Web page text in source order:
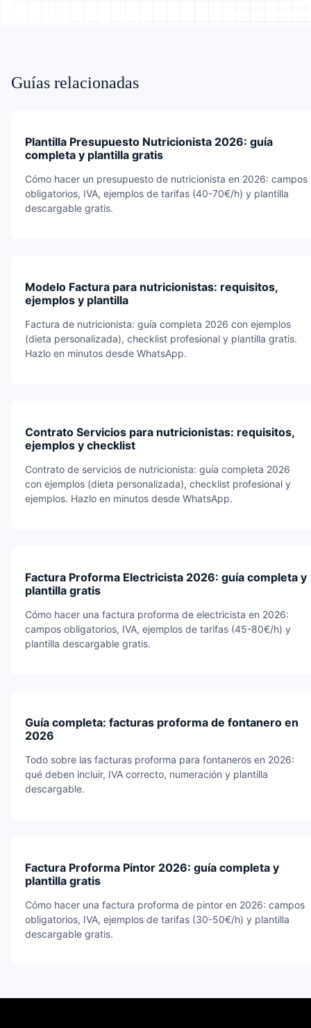
Guías relacionadas
Plantilla Presupuesto Nutricionista 2026: guía
completa y plantilla gratis
Cómo hacer un presupuesto de nutricionista en 2026: campos
obligatorios, IVA, ejemplos de tarifas (40-70€/h) y plantilla
descargable gratis.
Modelo Factura para nutricionistas: requisitos,
ejemplos y plantilla
Factura de nutricionista: guía completa 2026 con ejemplos
(dieta personalizada), checklist profesional y plantilla gratis.
Hazlo en minutos desde WhatsApp.
Contrato Servicios para nutricionistas: requisitos,
ejemplos y checklist
Contrato de servicios de nutricionista: guía completa 2026
con ejemplos (dieta personalizada), checklist profesional y
ejemplos. Hazlo en minutos desde WhatsApp.
Factura Proforma Electricista 2026: guía completa y
plantilla gratis
Cómo hacer una factura proforma de electricista en 2026:
campos obligatorios, IVA, ejemplos de tarifas (45-80€/h) y
plantilla descargable gratis.
Guía completa: facturas proforma de fontanero en
2026
Todo sobre las facturas proforma para fontaneros en 2026:
qué deben incluir, IVA correcto, numeración y plantilla
descargable.
Factura Proforma Pintor 2026: guía completa y
plantilla gratis
Cómo hacer una factura proforma de pintor en 2026: campos
obligatorios, IVA, ejemplos de tarifas (30-50€/h) y plantilla
descargable gratis.